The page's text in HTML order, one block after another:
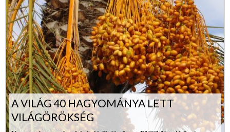
A VILÁG 40 HAGYOMÁNYA LETT
VILÁGÖRÖKSÉG